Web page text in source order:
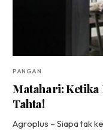
PANGAN
Matahari: Ketika
Tahta!
Agroplus – Siapa tak